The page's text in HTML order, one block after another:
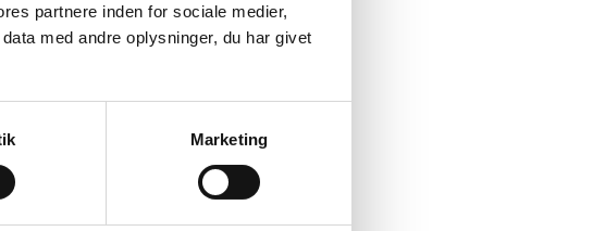
partnere inden for sociale medier,
med andre oplysninger, du har givet
Marketing